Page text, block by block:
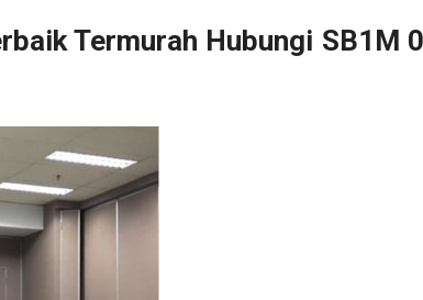
Termurah Hubungi SB1M